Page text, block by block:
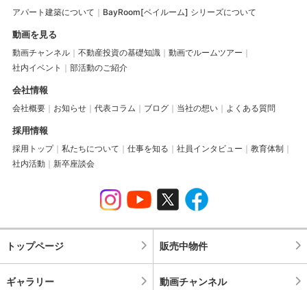
アパート建築について BayRoom[ベイルーム] シリーズについて
動画を見る
動画チャンネル 不動産投資の基礎知識
動画でルームツアー
社内イベント
部活動のご紹介
会社情報
会社概要 お知らせ 代表コラム ブログ 当社の想い よくある質問
採用情報
採用トップ 私たちについて 仕事を知る 社員インタビュー
教育体制
社内活動
新卒座談会
トップページ 販売中物件
ギャラリー 動画チャンネル